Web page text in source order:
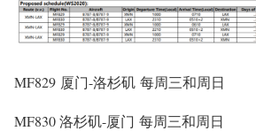
MF829 厦门-洛杉矶 每周三和周日
MF830 洛杉矶-厦门 每周三和周日